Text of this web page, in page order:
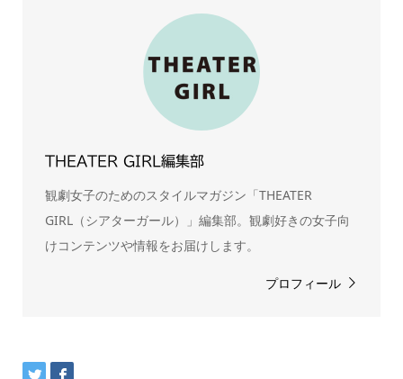
THEATER GIRL編集部
観劇女子のためのスタイルマガジン「THEATER
GIRL（シアターガール）」編集部。観劇好きの女子向
けコンテンツや情報をお届けします。
プロフィール